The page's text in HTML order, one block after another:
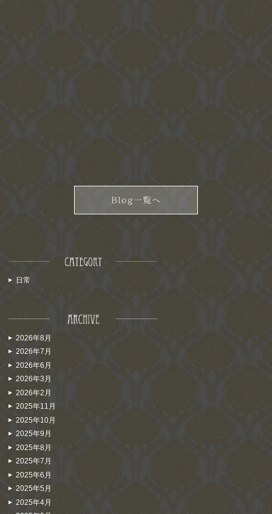
日常
2026年8月
2026年7月
2026年6月
2026年3月
2026年2月
2025年11月
2025年10月
2025年9月
2025年8月
2025年7月
2025年6月
2025年5月
2025年4月